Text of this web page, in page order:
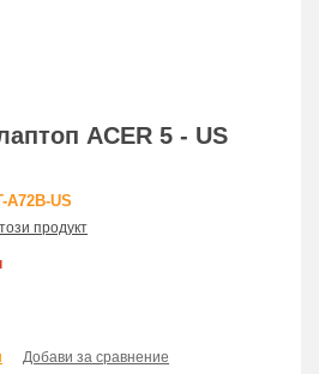
ACER 5 - US
US
продукт
Добави за сравнение